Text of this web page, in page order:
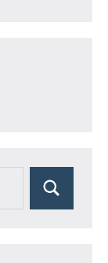
Suchen